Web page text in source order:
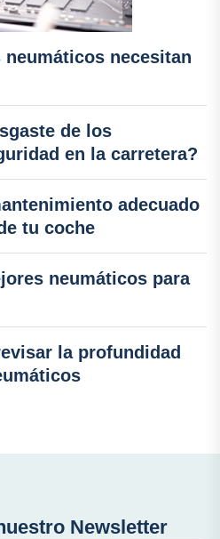
necesitan
de los
en la carretera?
adecuado
tu coche
neumáticos para
la profundidad
Newsletter